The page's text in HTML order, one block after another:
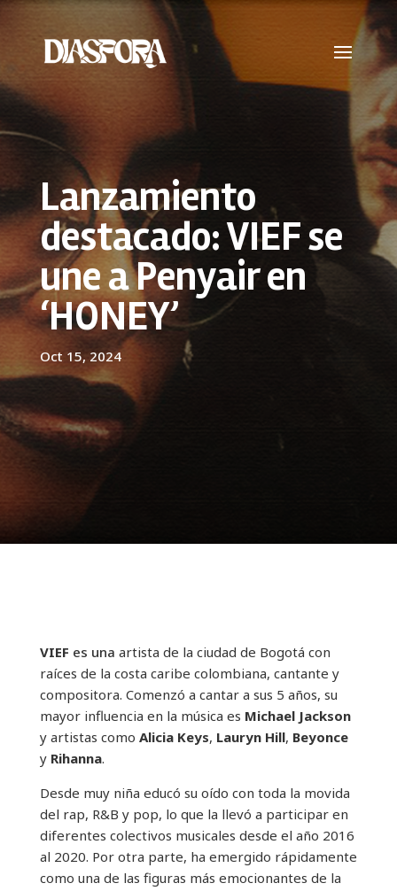
Lanzamiento
destacado: VIEF se
une a Penyair en
‘HONEY’
Oct 15, 2024
VIEF es una artista de la ciudad de Bogotá con
raíces de la costa caribe colombiana, cantante y
compositora. Comenzó a cantar a sus 5 años, su
mayor influencia en la música es Michael Jackson
y artistas como Alicia Keys, Lauryn Hill, Beyonce
y Rihanna.
Desde muy niña educó su oído con toda la movida
del rap, R&B y pop, lo que la llevó a participar en
diferentes colectivos musicales desde el año 2016
al 2020. Por otra parte, ha emergido rápidamente
como una de las figuras más emocionantes de la